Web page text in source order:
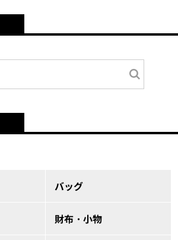
バッグ
財布・小物